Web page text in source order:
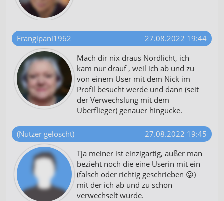
Frangipani1962
27.08.2022 19:44
Mach dir nix draus Nordlicht, ich
kam nur drauf , weil ich ab und zu
von einem User mit dem Nick im
Profil besucht werde und dann (seit
der Verwechslung mit dem
Überflieger) genauer hingucke.
(Nutzer gelöscht)
27.08.2022 19:45
Tja meiner ist einzigartig, außer man
bezieht noch die eine Userin mit ein
(falsch oder richtig geschrieben 😜)
mit der ich ab und zu schon
verwechselt wurde.